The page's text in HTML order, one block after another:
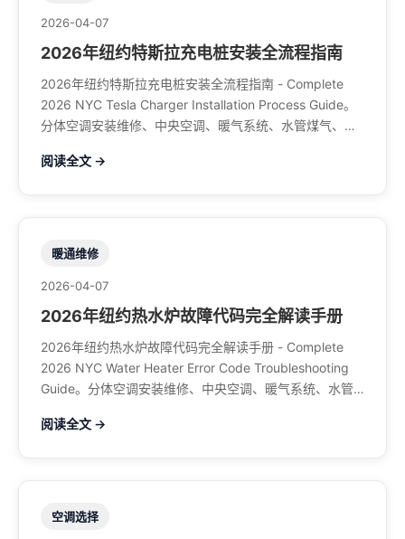
2026-04-07
2026年纽约特斯拉充电桩安装全流程指南
2026年纽约特斯拉充电桩安装全流程指南 - Complete
2026 NYC Tesla Charger Installation Process Guide。
分体空调安装维修、中央空调、暖气系统、水管煤气、餐
阅读全文 →
暖通维修
2026-04-07
2026年纽约热水炉故障代码完全解读手册
2026年纽约热水炉故障代码完全解读手册 - Complete
2026 NYC Water Heater Error Code Troubleshooting
Guide。分体空调安装维修、中央空调、暖气系统、水管
阅读全文 →
空调选择